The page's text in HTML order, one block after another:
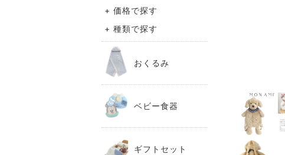
+ 価格で探す
+ 種類で探す
おくるみ
ベビー食器
ギフトセット